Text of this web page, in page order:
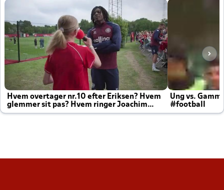
Hvem overtager nr.10 efter Eriksen? Hvem
glemmer sit pas? Hvem ringer Joachim
altid til efter kampe?
Ung vs.
#football